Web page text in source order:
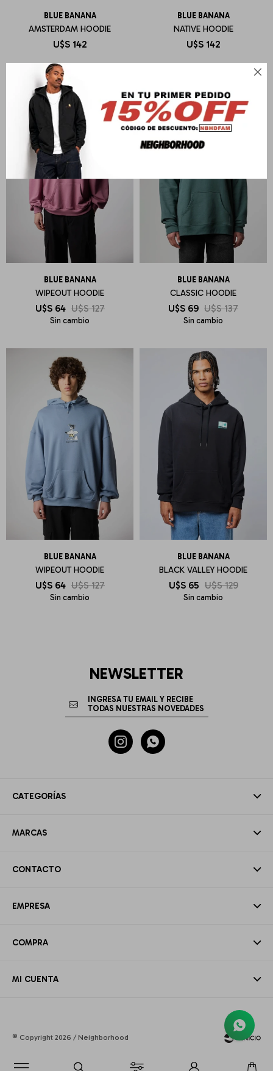


BLUE BANANA
AMSTERDAM HOODIE
U$S 142
BLUE BANANA
NATIVE HOODIE
U$S 142
BLUE BANANA
WIPEOUT HOODIE
U$S 64 U$S 127
Sin cambio
BLUE BANANA
CLASSIC HOODIE
U$S 69 U$S 137
Sin cambio
BLUE BANANA
WIPEOUT HOODIE
U$S 64 U$S 127
Sin cambio
BLUE BANANA
BLACK VALLEY HOODIE
U$S 65 U$S 129
Sin cambio
CATEGORÍAS
MARCAS
CONTACTO
EMPRESA
COMPRA
MI CUENTA
NEWSLETTER
 
© Copyright 2026 / Neighborhood